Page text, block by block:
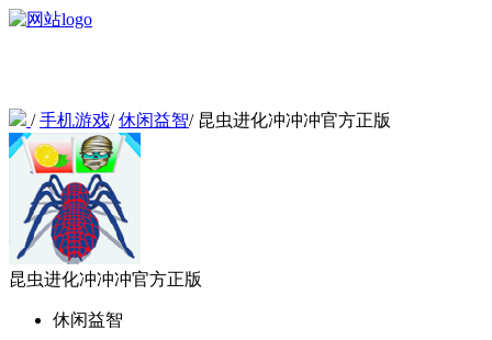
/手机游戏/休闲益智/ 昆虫进化冲冲冲官方正版
昆虫进化冲冲冲官方正版
休闲益智